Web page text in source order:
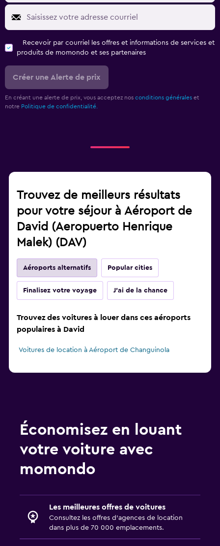
Recevoir par courriel les offres et informations de services et
produits de momondo et ses partenaires
Créer une Alerte de prix
En créant une alerte de prix, vous acceptez nos conditions générales et
notre Politique de confidentialité.
Trouvez de meilleurs résultats
pour votre séjour à Aéroport de
David (Aeropuerto Henrique
Malek) (DAV)
Aéroports alternatifs Popular cities
Finalisez votre voyage J'ai de la chance
Trouvez des voitures à louer dans ces aéroports
populaires à David
Voitures de location à Aéroport de Changuinola
Économisez en louant
votre voiture avec
momondo
Les meilleures offres de voitures
Consultez les offres d’agences de location
dans plus de 70 000 emplacements.